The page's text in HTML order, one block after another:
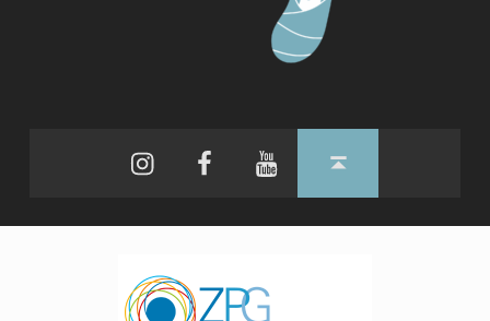
FacebookYouTubeBack to top ↑